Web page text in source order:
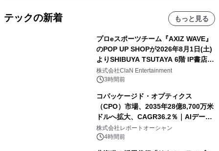
テックの新着 もっと見る
プロeスポーツチーム『AXIZ WAVE』
のPOP UP SHOPが2026年8月1日(土)
よりSHIBUYA TSUTAYA 6階 IP書店で
開催決定！！
株式会社ClaN Entertainment
3時間前
コパッケージド・オプティクス
（CPO）市場、2035年28億8,700万米
ドルへ拡大、CAGR36.2％｜AIデータ
センター・高速光通信需要が成長を加
速
株式会社レポートオーシャン
4時間前